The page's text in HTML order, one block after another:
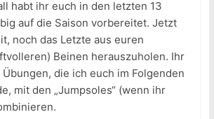
habt ihr euch in den letzten 13
auf die Saison vorbereitet. Jetzt
noch das Letzte aus euren
Beinen herauszuholen. Ihr
die ich euch im Folgenden
mit den „Jumpsoles“ (wenn ihr